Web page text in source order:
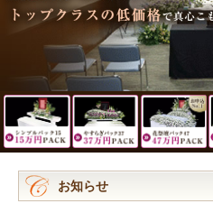
お知らせ